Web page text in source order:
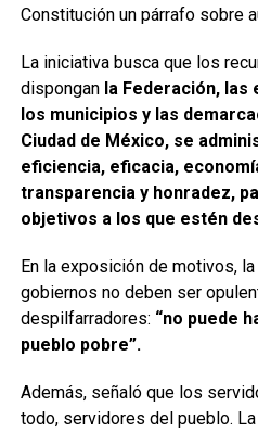
Constitución un párrafo sobre
La iniciativa busca que los
dispongan la Federación,
los municipios y las
Ciudad de México, se
eficiencia, eficacia,
transparencia y honradez,
objetivos a los que estén
En la exposición de motivos,
gobiernos no deben ser
despilfarradores: “no puede
pueblo pobre”.
Además, señaló que los
todo, servidores del pueblo.